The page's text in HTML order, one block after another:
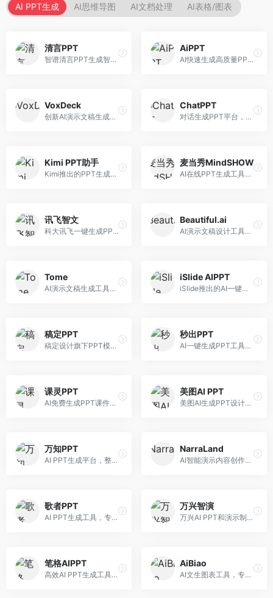
AI PPT生成 AI思维导图 AI文档处理 AI表格/图表
清言PPT
智谱清言PPT生成智能体，基于GLM大模型。面向智谱用户，支持对话生成PPT、内容优化等服务，与智谱生态深度整合。
AiPPT
AI快速生成高质量PPT平台，支持主题定制。面向职场人士和学生，提供一键生成、模板选择、内容优化等服务，PPT制作速度快，设计质量高。
VoxDeck
创新AI演示文稿生成工具，支持语音交互创作。面向职场人士，支持语音输入、PPT生成、内容优化等功能，语音创作体验便捷。
ChatPPT
对话生成PPT平台，支持自然语言交互创作。面向职场人士和教育工作者，通过对话方式完成PPT制作，交互体验友好，创作过程直观。
Kimi PPT助手
Kimi推出的PPT生成智能体，整合长文本处理能力。面向职场人士和学生，支持文档解析、PPT生成、内容优化等服务，与Kimi生态深度整合。
麦当秀MindSHOW
AI在线PPT生成工具，支持思维导图转PPT。面向职场人士，提供思维导图导入、PPT生成、模板选择等服务，思维导图转PPT效率高。
讯飞智文
科大讯飞一键生成PPT和Word工具，整合语音技术。面向职场人士，支持语音输入、文档生成、格式调整等功能，办公效率显著提升。
Beautiful.ai
AI演示文稿设计工具，专注于自动化设计排版。面向职场人士，提供智能排版、模板选择、设计优化等服务，设计美观度高。
Tome
AI演示文稿生成工具，专注于故事化演示创作。面向创业者和营销人员，提供故事叙述、视觉设计、内容生成等服务，演示文稿叙事性强。
iSlide AIPPT
iSlide推出的AI一键设计精美PPT工具。面向PPT设计用户，提供模板库、内容生成、设计优化等服务，与iSlide插件深度整合。
稿定PPT
稿定设计旗下PPT模板资源库，整合AI生成功能。面向设计师和职场人士，提供海量PPT模板、AI内容生成等服务，模板质量高。
秒出PPT
AI一键生成PPT工具，专注于快速演示文稿制作。面向职场人士，支持主题输入、内容生成、模板套用等功能，PPT生成速度快，适合紧急制作场景。
课灵PPT
AI免费生成PPT课件平台，专注于教育场景。面向教师和教育工作者，提供课件生成、教学设计、模板选择等服务，教育适配性强。
美图AI PPT
美图AI生成PPT设计工具，整合图像处理能力。面向设计师和职场人士，提供PPT生成、图片美化、设计优化等服务，视觉设计美观。
万知PPT
AI PPT生成平台，整合知识库与创作功能。面向职场人士，支持内容检索、PPT生成、设计优化等服务，知识整合能力强。
NarraLand
AI智能演示内容创作平台，专注于叙事演示。面向内容创作者，提供故事创作、演示生成、动画设计等服务，演示内容生动有趣。
歌者PPT
AI PPT生成工具，专注于演示文稿智能创作。面向职场人士，支持主题输入、内容生成、设计美化等功能，PPT制作效率高。
万兴智演
万兴AI PPT和演示制作软件，整合视频演示功能。面向职场人士和教育工作者，提供PPT生成、演示录制、视频制作等服务，演示功能完善。
笔格AIPPT
高效AI PPT生成工具，专注于演示文稿智能创作。面向职场人士，支持主题输入、内容生成、设计美化等功能，PPT制作效率高。
AiBiao
AI文生图表工具，专注于数据可视化展示。面向数据分析师和职场人士，提供图表生成、数据可视化、PPT嵌入等服务，数据展示专业。